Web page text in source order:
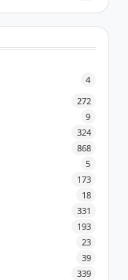
4
272
9
324
868
5
173
18
331
193
23
39
339